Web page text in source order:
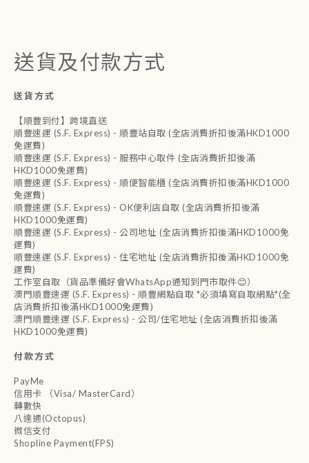
送貨及付款方式
送貨方式
【順豐到付】跨境直送
順豐速運 (S.F. Express) - 順豐站自取 (全店消費折扣後滿HKD1000
免運費)
順豐速運 (S.F. Express) - 服務中心取件 (全店消費折扣後滿
HKD1000免運費)
順豐速運 (S.F. Express) - 順便智能櫃 (全店消費折扣後滿HKD1000
免運費)
順豐速運 (S.F. Express) - OK便利店自取 (全店消費折扣後滿
HKD1000免運費)
順豐速運 (S.F. Express) - 公司地址 (全店消費折扣後滿HKD1000免
運費)
順豐速運 (S.F. Express) - 住宅地址 (全店消費折扣後滿HKD1000免
運費)
工作室自取（貨品準備好會WhatsApp通知到門市取件😊）
澳門順豐速運 (S.F. Express) - 順豐網點自取 *必須填寫自取網點*(全
店消費折扣後滿HKD1000免運費)
澳門順豐速運 (S.F. Express) - 公司/住宅地址 (全店消費折扣後滿
HKD1000免運費)
付款方式
PayMe
信用卡 （Visa/ MasterCard）
轉數快
八達通(Octopus)
微信支付
Shopline Payment(FPS)